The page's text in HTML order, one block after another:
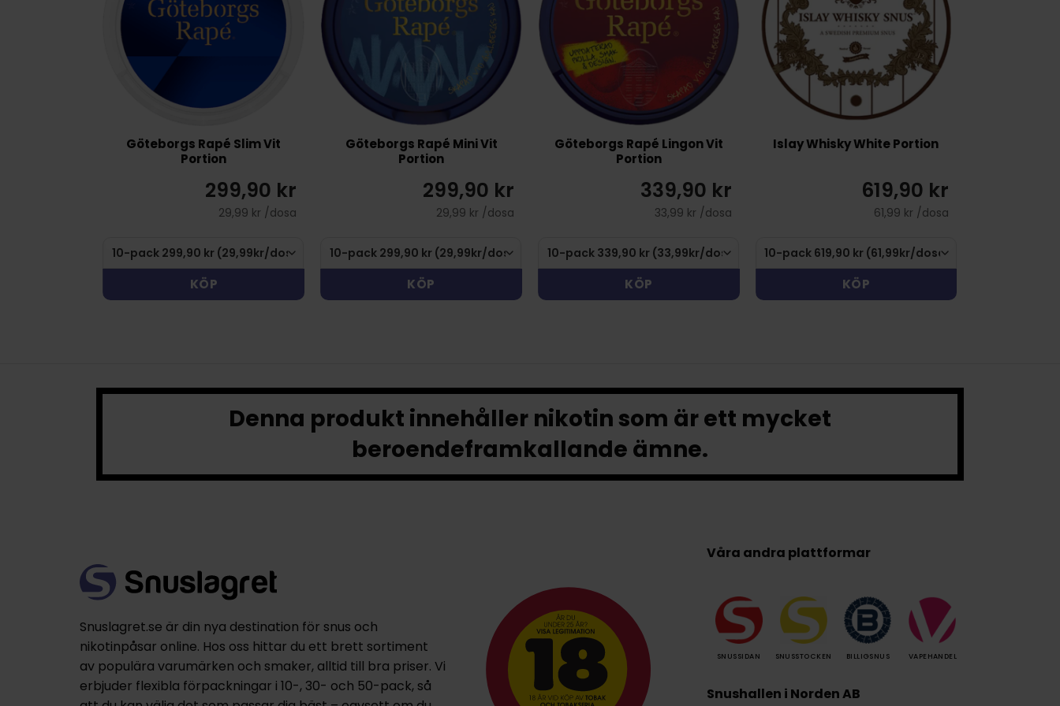
Göteborgs Rapé Slim Vit
Portion
299,90 kr
29,99 kr /dosa
KÖP
Göteborgs Rapé Mini Vit
Portion
299,90 kr
29,99 kr /dosa
KÖP
Göteborgs Rapé Lingon Vit
Portion
339,90 kr
33,99 kr /dosa
KÖP
Islay Whisky White Portion
619,90 kr
61,99 kr /dosa
KÖP
Denna produkt innehåller nikotin som är ett mycket
beroendeframkallande ämne.
Snuslagret.se är din nya destination för snus och
nikotinpåsar online. Hos oss hittar du ett brett sortiment
av populära varumärken och smaker, alltid till bra priser. Vi
erbjuder flexibla förpackningar i 10-, 30- och 50-pack, så
Våra andra plattformar
SNUSSIDAN SNUSSTOCKEN BILLIGSNUS VAPEHANDEL
Snushallen i Norden AB